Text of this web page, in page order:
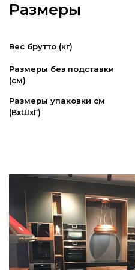
Размеры
Вес брутто (кг)
Размеры без подставки
(см)
Размеры упаковки см
(ВxШxГ)